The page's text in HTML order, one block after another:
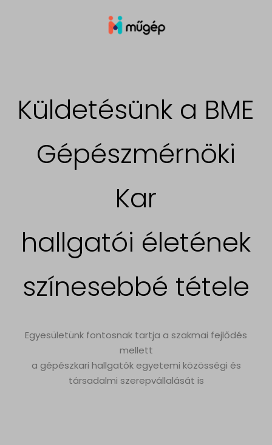
Küldetésünk a BME
Gépészmérnöki
Kar
hallgatói életének
színesebbé tétele
Egyesületünk fontosnak tartja a szakmai fejlődés
mellett
a gépészkari hallgatók egyetemi közösségi és
társadalmi szerepvállalását is